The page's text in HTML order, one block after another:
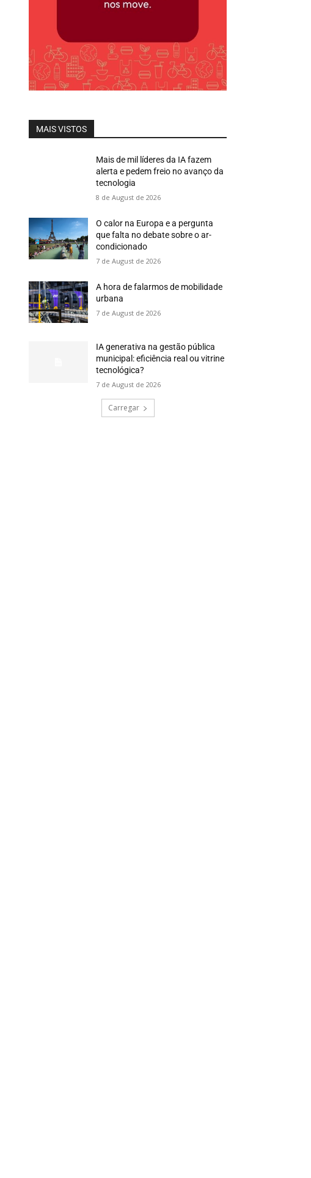
MAIS VISTOS
Mais de mil líderes da IA fazem
alerta e pedem freio no avanço da
tecnologia
8 de August de 2026
O calor na Europa e a pergunta
que falta no debate sobre o ar-
condicionado
7 de August de 2026
A hora de falarmos de mobilidade
urbana
7 de August de 2026
IA generativa na gestão pública
municipal: eficiência real ou vitrine
tecnológica?
7 de August de 2026
Carregar